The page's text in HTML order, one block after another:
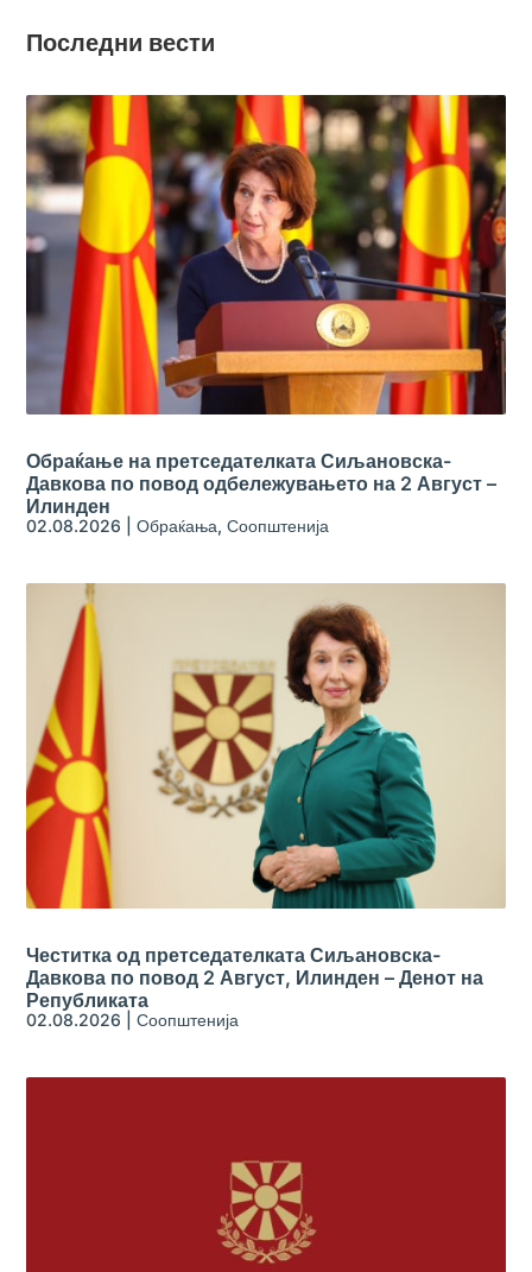
Последни вести
Обраќање на претседателката Сиљановска-
Давкова по повод одбележувањето на 2 Август –
Илинден
02.08.2026 |Обраќања,Соопштенија
Честитка од претседателката Сиљановска-
Давкова по повод 2 Август, Илинден – Денот на
Републиката
02.08.2026 |Соопштенија